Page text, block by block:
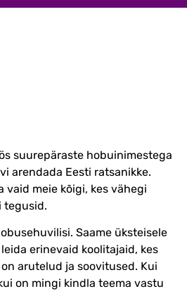
suurepäraste hobuinimestega
arendada Eesti ratsanikke.
vaid meie kõigi, kes vähegi
tegusid.
Saame üksteisele
erinevaid koolitajaid, kes
arutelud ja soovitused. Kui
on mingi kindla teema vastu